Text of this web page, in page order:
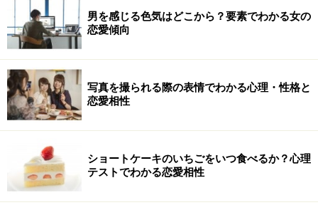
男を感じる色気はどこから？要素でわかる女の
恋愛傾向
写真を撮られる際の表情でわかる心理・性格と
恋愛相性
ショートケーキのいちごをいつ食べるか？心理
テストでわかる恋愛相性